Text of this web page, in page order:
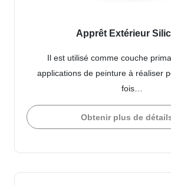
Apprêt Extérieur
Il est utilisé comme couche
applications de peinture à réaliser
fois…
Obtenir plus de